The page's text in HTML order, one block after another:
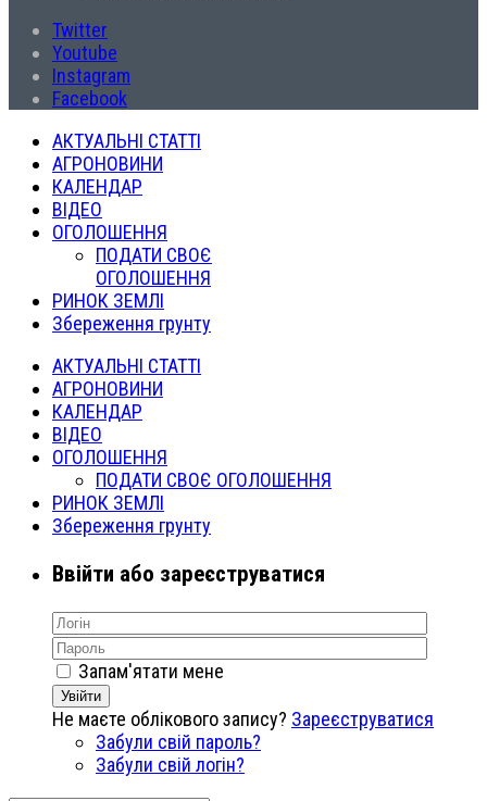
Twitter
Youtube
Instagram
Facebook
АКТУАЛЬНІ СТАТТІ
АГРОНОВИНИ
КАЛЕНДАР
ВІДЕО
ОГОЛОШЕННЯ
ПОДАТИ СВОЄ
ОГОЛОШЕННЯ
РИНОК ЗЕМЛІ
Збереження грунту
АКТУАЛЬНІ СТАТТІ
АГРОНОВИНИ
КАЛЕНДАР
ВІДЕО
ОГОЛОШЕННЯ
ПОДАТИ СВОЄ ОГОЛОШЕННЯ
РИНОК ЗЕМЛІ
Збереження грунту
Ввійти або зареєструватися
Запам'ятати мене
Увійти
Не маєте облікового запису? Зареєструватися
Забули свій пароль?
Забули свій логін?